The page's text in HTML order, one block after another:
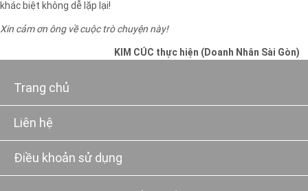
khác biệt không dễ lặp lại!
Xin cảm ơn ông về cuộc trò chuyện này!
KIM CÚC thực hiện (Doanh Nhân Sài Gòn)
Trang chủ
Liên hệ
Điều khoản sử dụng